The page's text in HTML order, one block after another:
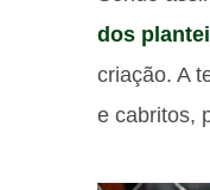
dos
criação. A
e cabritos,